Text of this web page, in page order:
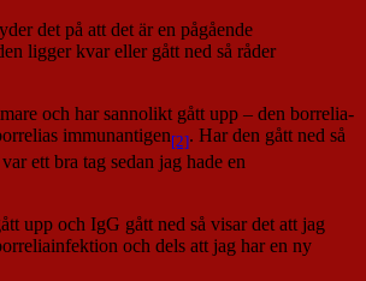
det på att det är en pågående
ligger kvar eller gått ned så råder
och har sannolikt gått upp – den borrelia-
immunantigen[2]. Har den gått ned så
ett bra tag sedan jag hade en
upp och IgG gått ned så visar det att jag
och dels att jag har en ny